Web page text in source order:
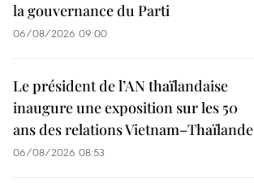
la gouvernance du Parti
06/08/2026 09:00
Le président de l’AN thaïlandaise
inaugure une exposition sur les 50
ans des relations Vietnam–Thaïlande
06/08/2026 08:53